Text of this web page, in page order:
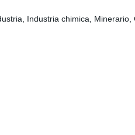
Industria chimica, Minerario,